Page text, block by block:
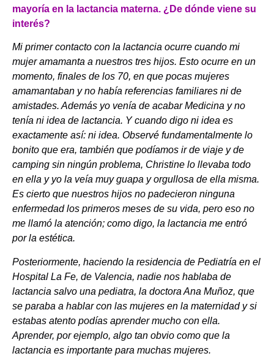
mayoría en la lactancia materna. ¿De dónde viene su
interés?
Mi primer contacto con la lactancia ocurre cuando mi
mujer amamanta a nuestros tres hijos. Esto ocurre en un
momento, finales de los 70, en que pocas mujeres
amamantaban y no había referencias familiares ni de
amistades. Además yo venía de acabar Medicina y no
tenía ni idea de lactancia. Y cuando digo ni idea es
exactamente así: ni idea. Observé fundamentalmente lo
bonito que era, también que podíamos ir de viaje y de
camping sin ningún problema, Christine lo llevaba todo
en ella y yo la veía muy guapa y orgullosa de ella misma.
Es cierto que nuestros hijos no padecieron ninguna
enfermedad los primeros meses de su vida, pero eso no
me llamó la atención; como digo, la lactancia me entró
por la estética.
Posteriormente, haciendo la residencia de Pediatría en el
Hospital La Fe, de Valencia, nadie nos hablaba de
lactancia salvo una pediatra, la doctora Ana Muñoz, que
se paraba a hablar con las mujeres en la maternidad y si
estabas atento podías aprender mucho con ella.
Aprender, por ejemplo, algo tan obvio como que la
lactancia es importante para muchas mujeres.